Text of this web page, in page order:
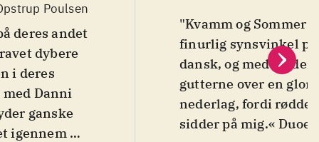
Poulsen
deres andet
dybere
i deres
med Danni
ganske
igennem på
"Kvamm og Sommer
finurlig synsvinkel
dansk, og med
gutterne over en
nederlag, fordi
sidder på mig.«